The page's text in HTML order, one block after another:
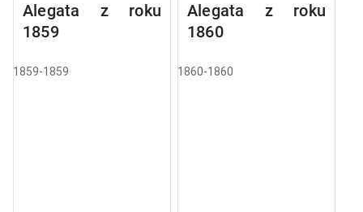
Alegata z roku
1859
1859-1859
Alegata z roku
1860
1860-1860